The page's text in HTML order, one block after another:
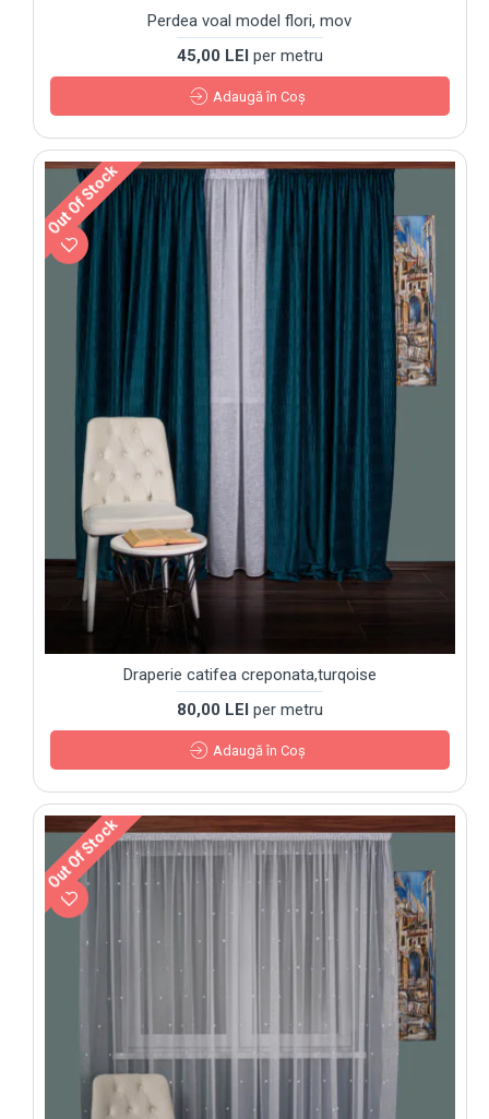
Perdea voal model flori, mov
45,00 LEI per metru
Adaugă în Coş
Out Of Stock
Draperie catifea creponata,turqoise
80,00 LEI per metru
Adaugă în Coş
Out Of Stock